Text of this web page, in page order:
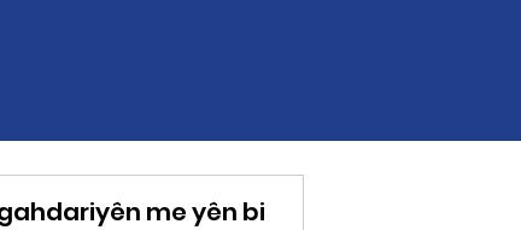
me yên bi